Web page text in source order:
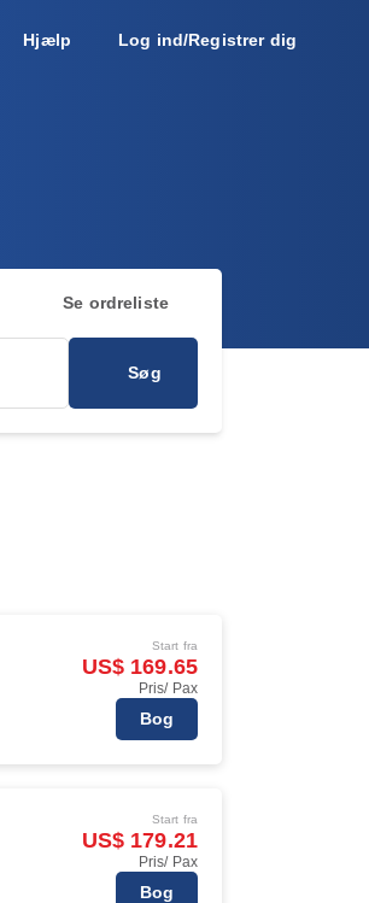
Hjælp Log ind/Registrer dig
Se ordreliste
Søg
Start fra
US$ 169.65
Pris/ Pax
Bog
Start fra
US$ 179.21
Pris/ Pax
Bog